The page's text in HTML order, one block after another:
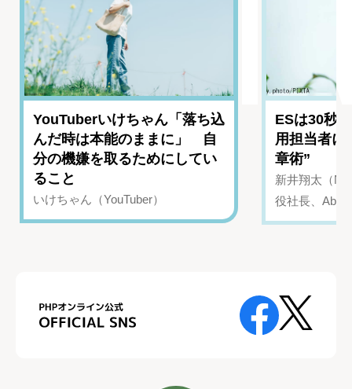
YouTuberいけちゃん「落ち込
んだ時は本能のままに」 自
分の機嫌を取るためにしてい
ること
いけちゃん（YouTuber）
ESは30秒
用担当者に
章術”
新井翔太（
役社長、